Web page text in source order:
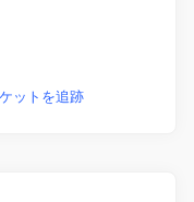
ットを追跡